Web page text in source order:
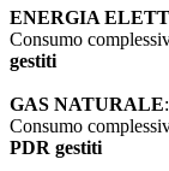
ENERGIA
Consumo
gestiti
GAS NATURALE:
Consumo
PDR gestiti